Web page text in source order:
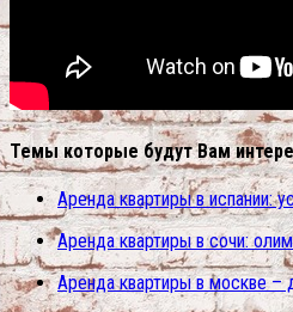
Темы которые будут Вам
Аренда квартиры в испании:
Аренда квартиры в сочи:
Аренда квартиры в москве –